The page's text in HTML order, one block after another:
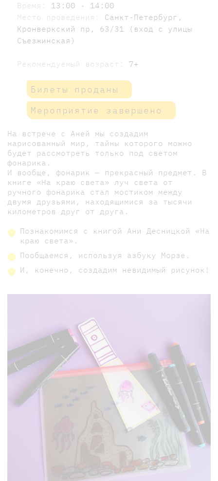
Время: 13:00 - 14:00
Место проведения: Санкт-Петербург,
Кронверкский пр, 63/31 (вход с улицы
Съезжинская)
Рекомендуемый возраст: 7+
Билеты проданы
Мероприятие завершено
На встрече с Аней мы создадим
нарисованный мир, тайны которого можно
будет рассмотреть только под светом
фонарика.
И вообще, фонарик — прекрасный предмет. В
книге «На краю света» луч света от
ручного фонарика стал мостиком между
двумя друзьями, находящимися за тысячи
километров друг от друга.
Познакомимся с книгой Ани Десницкой «На
краю света».
Пообщаемся, используя азбуку Морзе.
И, конечно, создадим невидимый рисунок!